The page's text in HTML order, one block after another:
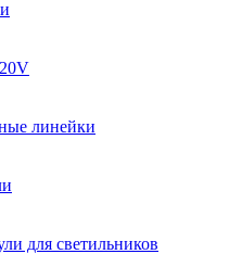
линейки
для светильников